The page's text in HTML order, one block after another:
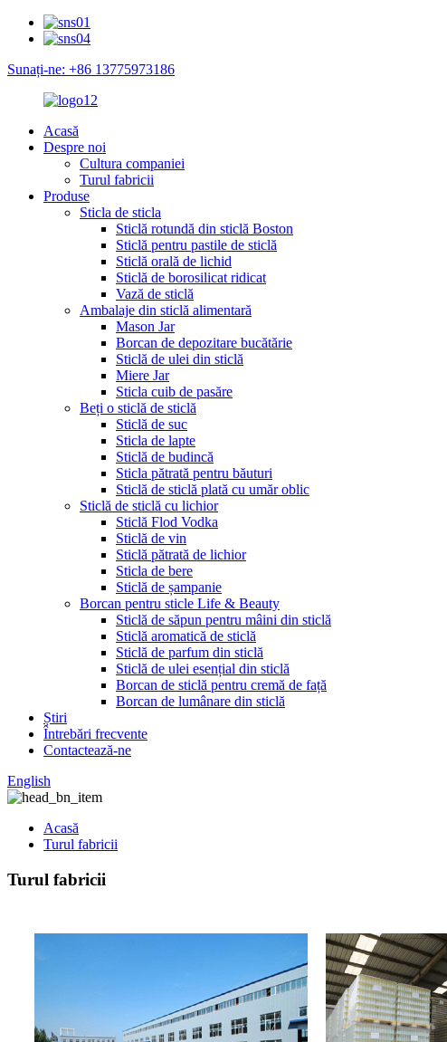
Sunați-ne: +86 13775973186
Acasă
Despre noi
Cultura companiei
Turul fabricii
Produse
Sticla de sticla
Sticlă rotundă din sticlă Boston
Sticlă pentru pastile de sticlă
Sticlă orală de lichid
Sticlă de borosilicat ridicat
Vază de sticlă
Ambalaje din sticlă alimentară
Mason Jar
Borcan de depozitare bucătărie
Sticlă de ulei din sticlă
Miere Jar
Sticla cuib de pasăre
Beți o sticlă de sticlă
Sticlă de suc
Sticla de lapte
Sticlă de budincă
Sticla pătrată pentru băuturi
Sticlă de sticlă plată cu umăr oblic
Sticlă de sticlă cu lichior
Sticlă Flod Vodka
Sticlă de vin
Sticlă pătrată de lichior
Sticla de bere
Sticlă de șampanie
Borcan pentru sticle Life & Beauty
Sticlă de săpun pentru mâini din sticlă
Sticlă aromatică de sticlă
Sticlă de parfum din sticlă
Sticlă de ulei esențial din sticlă
Borcan de sticlă pentru cremă de față
Borcan de lumânare din sticlă
Știri
Întrebări frecvente
Contactează-ne
English
Acasă
Turul fabricii
Turul fabricii